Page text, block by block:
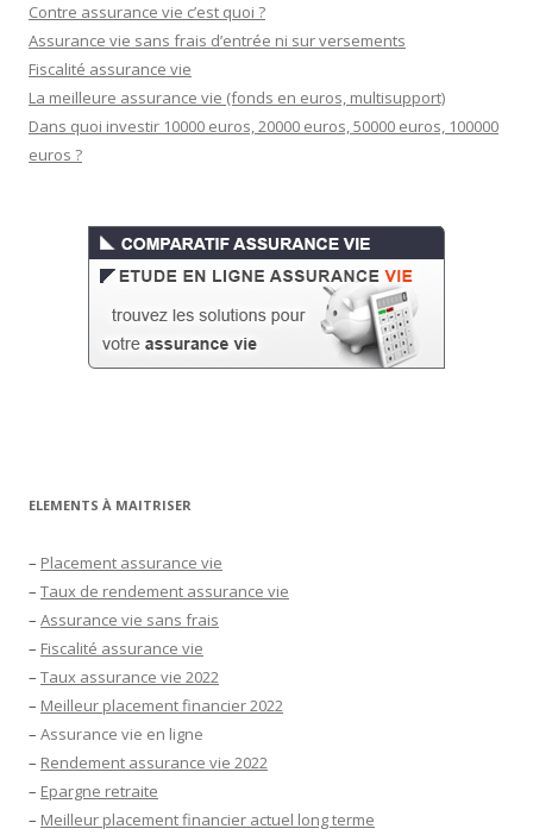
Contre assurance vie c’est quoi ?
Assurance vie sans frais d’entrée ni sur versements
Fiscalité assurance vie
La meilleure assurance vie (fonds en euros, multisupport)
Dans quoi investir 10000 euros, 20000 euros, 50000 euros, 100000
euros ?
ELEMENTS À MAITRISER
– Placement assurance vie
– Taux de rendement assurance vie
– Assurance vie sans frais
– Fiscalité assurance vie
– Taux assurance vie 2022
– Meilleur placement financier 2022
– Assurance vie en ligne
– Rendement assurance vie 2022
– Epargne retraite
– Meilleur placement financier actuel long terme